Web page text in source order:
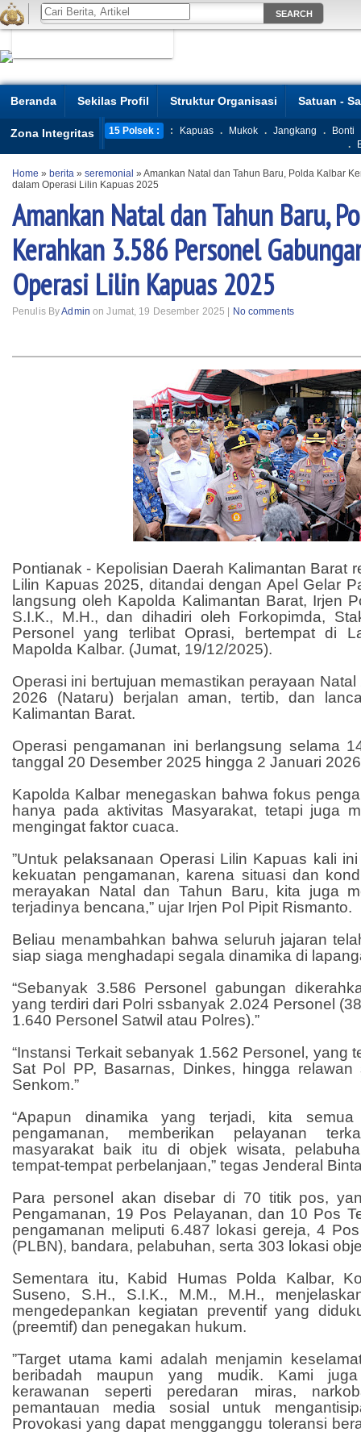
Beranda Sekilas Profil Struktur Organisasi Satuan -
Zona Integritas 15 Polsek : : Kapuas . Mukok . Jangkang .
Bonti
.
Home » berita » seremonial » Amankan Natal dan Tahun Baru, Polda Kalbar
dalam Operasi Lilin Kapuas 2025
Amankan Natal dan Tahun Baru,
Kerahkan 3.586 Personel
Operasi Lilin Kapuas 2025
Penulis ByAdmin on Jumat, 19 Desember 2025 | No comments
Pontianak - Kepolisian Daerah Kalimantan Barat
Lilin Kapuas 2025, ditandai dengan Apel Gelar
langsung oleh Kapolda Kalimantan Barat, Irjen
S.I.K., M.H., dan dihadiri oleh Forkopimda,
Personel yang terlibat Oprasi, bertempat di
Mapolda Kalbar. (Jumat, 19/12/2025).
Operasi ini bertujuan memastikan perayaan
2026 (Nataru) berjalan aman, tertib, dan
Kalimantan Barat.
Operasi pengamanan ini berlangsung selama
tanggal 20 Desember 2025 hingga 2 Januari
Kapolda Kalbar menegaskan bahwa fokus
hanya pada aktivitas Masyarakat, tetapi juga
mengingat faktor cuaca.
”Untuk pelaksanaan Operasi Lilin Kapuas kali
kekuatan pengamanan, karena situasi dan
merayakan Natal dan Tahun Baru, kita juga
terjadinya bencana,” ujar Irjen Pol Pipit Rismanto.
Beliau menambahkan bahwa seluruh jajaran
siap siaga menghadapi segala dinamika di
“Sebanyak 3.586 Personel gabungan
yang terdiri dari Polri ssbanyak 2.024 Personel
1.640 Personel Satwil atau Polres).”
“Instansi Terkait sebanyak 1.562 Personel, yang
Sat Pol PP, Basarnas, Dinkes, hingga relawan
Senkom.”
“Apapun dinamika yang terjadi, kita semua
pengamanan, memberikan pelayanan
masyarakat baik itu di objek wisata,
tempat-tempat perbelanjaan,” tegas Jenderal
Para personel akan disebar di 70 titik pos,
Pengamanan, 19 Pos Pelayanan, dan 10 Pos
pengamanan meliputi 6.487 lokasi gereja, 4
(PLBN), bandara, pelabuhan, serta 303 lokasi
Sementara itu, Kabid Humas Polda Kalbar,
Suseno, S.H., S.I.K., M.M., M.H.,
mengedepankan kegiatan preventif yang
(preemtif) dan penegakan hukum.
”Target utama kami adalah menjamin
beribadah maupun yang mudik. Kami
kerawanan seperti peredaran miras,
pemantauan media sosial untuk
Provokasi yang dapat mengganggu toleransi